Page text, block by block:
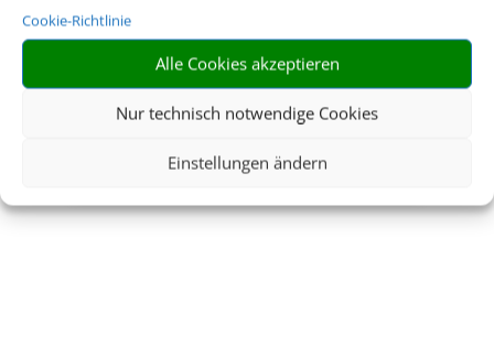
Cookie-Richtlinie
Alle Cookies akzeptieren
Nur technisch notwendige Cookies
Einstellungen ändern
Mietwagen